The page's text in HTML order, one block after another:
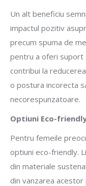
Un alt beneficiu
impactul pozitiv
precum spuma de
pentru a oferi
contribui la
o postura incorecta
necorespunzatoare.
Optiuni Eco-
Pentru femeile
optiuni eco-friendly.
din materiale
din vanzarea